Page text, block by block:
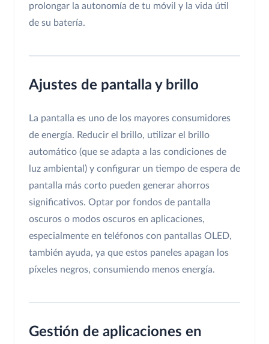
prolongar la autonomía de tu móvil y la vida útil
de su batería.
Ajustes de pantalla y brillo
La pantalla es uno de los mayores consumidores
de energía. Reducir el brillo, utilizar el brillo
automático (que se adapta a las condiciones de
luz ambiental) y configurar un tiempo de espera de
pantalla más corto pueden generar ahorros
significativos. Optar por fondos de pantalla
oscuros o modos oscuros en aplicaciones,
especialmente en teléfonos con pantallas OLED,
también ayuda, ya que estos paneles apagan los
píxeles negros, consumiendo menos energía.
Gestión de aplicaciones en